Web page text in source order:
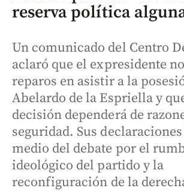
reserva política
Un comunicado del Centro
aclaró que el expresidente
reparos en asistir a la
Abelardo de la Espriella y
decisión dependerá de
seguridad. Sus
medio del debate por el
ideológico del partido y la
reconfiguración de la